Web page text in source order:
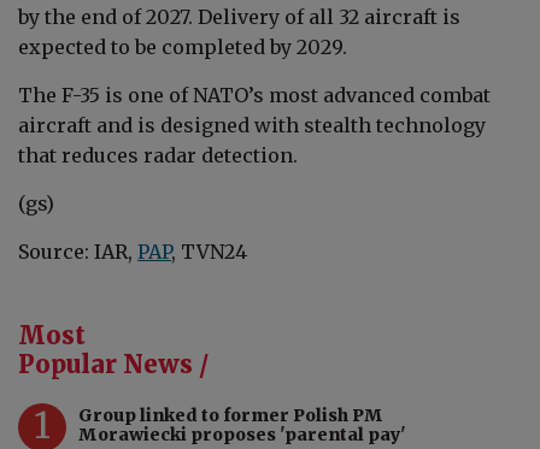
by the end of 2027. Delivery of all 32 aircraft is
expected to be completed by 2029.
The F-35 is one of NATO’s most advanced combat
aircraft and is designed with stealth technology
that reduces radar detection.
(gs)
Source: IAR, PAP, TVN24
Most
Popular News /
1
Group linked to former Polish PM
Morawiecki proposes 'parental pay'